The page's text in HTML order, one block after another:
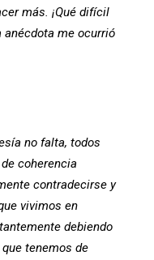
más. ¡Qué difícil
me ocurrió
no falta, todos
coherencia
contradecirse y
vivimos en
debiendo
tenemos de